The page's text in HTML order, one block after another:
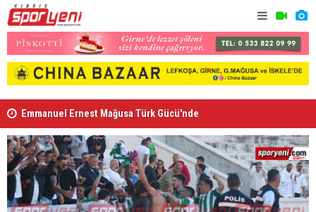
Emmanuel Ernest Mağusa Türk Gücü'nde